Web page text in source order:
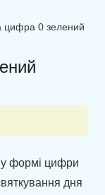
цифра 0 зелений
у формі цифри
дня